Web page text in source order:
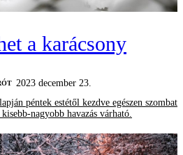
a karácsony
2023 december 23.
péntek estétől kezdve egészen szombat
nagyobb havazás várható.